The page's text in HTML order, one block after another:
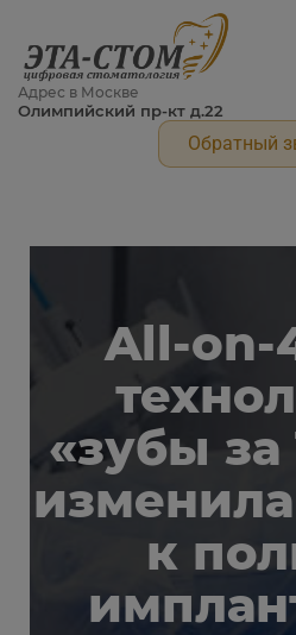
Адрес в Москве
Олимпийский пр-кт д.22
Обратный
All-on-
«зубы за
к